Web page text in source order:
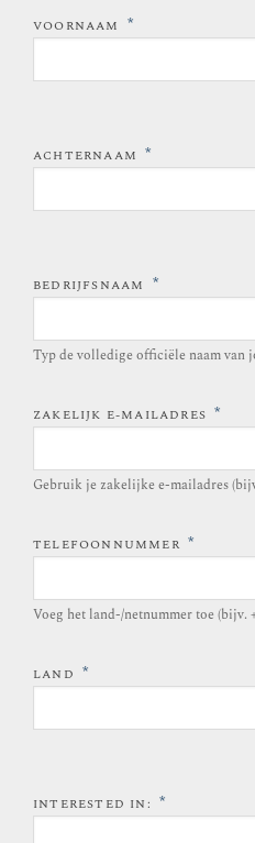
VOORNAAM *
ACHTERNAAM *
BEDRIJFSNAAM *
Typ de volledige officiële naam van
ZAKELIJK E-MAILADRES *
Gebruik je zakelijke e-mailadres
TELEFOONNUMMER *
Voeg het land-/netnummer toe (bijv.
LAND *
INTERESTED IN: *